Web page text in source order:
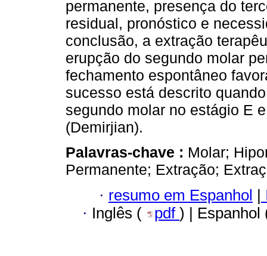
permanente, presença do
residual, pronóstico e
conclusão, a extração
erupção do segundo molar
fechamento espontâneo
sucesso está descrito
segundo molar no estágio E
(Demirjian).
Palavras-chave : Molar;
Permanente; Extração;
· resumo em Espanhol |
· Inglês ( pdf ) |